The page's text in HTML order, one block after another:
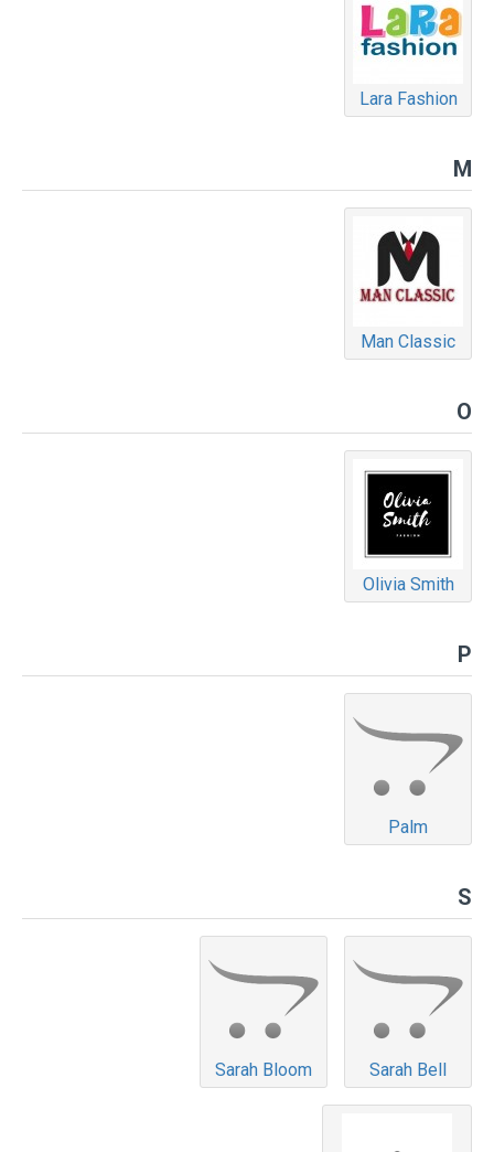
Lara Fashion
M
Man Classic
O
Olivia Smith
P
Palm
S
Sarah Bell
Sarah Bloom